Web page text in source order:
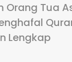
Orang Tua
Lengkap